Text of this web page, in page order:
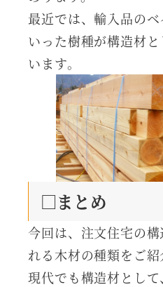
最近では、輸入品の
いった樹種が構造材
います。
□まとめ
今回は、注文住宅の
れる木材の種類をご紹
現代でも構造材とし